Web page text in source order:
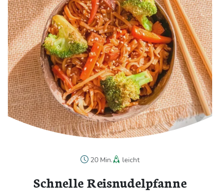
20 Min. leicht
Schnelle Reisnudelpfanne